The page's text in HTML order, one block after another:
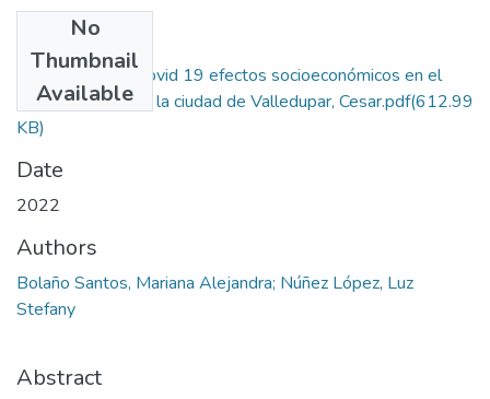
No
Thumbnail
Available
Cuarentena por Covid 19 efectos socioeconómicos en el
sector terciario en la ciudad de Valledupar, Cesar.pdf(612.99
KB)
Date
2022
Authors
Bolaño Santos, Mariana Alejandra; Núñez López, Luz
Stefany
Abstract